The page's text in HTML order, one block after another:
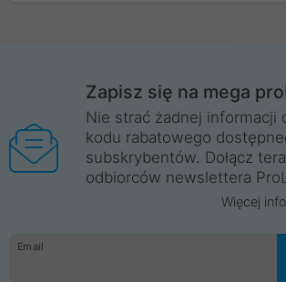
Zapisz się na mega
Nie strać żadnej informacji
kodu rabatowego
subskrybentów. Dołącz
odbiorców newslettera
Więcej
Email